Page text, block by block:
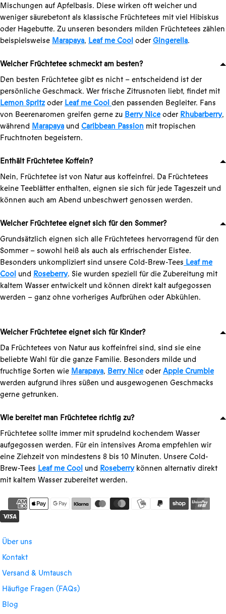
Mischungen auf Apfelbasis. Diese wirken oft weicher und
weniger säurebetont als klassische Früchtetees mit viel Hibiskus
oder Hagebutte. Zu unseren besonders milden Früchtetees zählen
beispielsweise Marapaya, Leaf me Cool oder Gingerella.
Welcher Früchtetee schmeckt am besten?
Den besten Früchtetee gibt es nicht – entscheidend ist der
persönliche Geschmack. Wer frische Zitrusnoten liebt, findet mit
Lemon Spritz oder Leaf me Cool den passenden Begleiter. Fans
von Beerenaromen greifen gerne zu Berry Niceoder Rhubarberry,
während Marapaya und Caribbean Passion mit tropischen
Fruchtnoten begeistern.
Enthält Früchtetee Koffein?
Nein, Früchtetee ist von Natur aus koffeinfrei. Da Früchtetees
keine Teeblätter enthalten, eignen sie sich für jede Tageszeit und
können auch am Abend unbeschwert genossen werden.
Welcher Früchtetee eignet sich für den Sommer?
Grundsätzlich eignen sich alle Früchtetees hervorragend für den
Sommer – sowohl heiß als auch als erfrischender Eistee.
Besonders unkompliziert sind unsere Cold-Brew-Tees Leaf me
Cool und Roseberry. Sie wurden speziell für die Zubereitung mit
kaltem Wasser entwickelt und können direkt kalt aufgegossen
werden – ganz ohne vorheriges Aufbrühen oder Abkühlen.
Welcher Früchtetee eignet sich für Kinder?
Da Früchtetees von Natur aus koffeinfrei sind, sind sie eine
beliebte Wahl für die ganze Familie. Besonders milde und
fruchtige Sorten wie Marapaya, Berry Niceoder Apple Crumble
werden aufgrund ihres süßen und ausgewogenen Geschmacks
gerne getrunken.
Wie bereitet man Früchtetee richtig zu?
Früchtetee sollte immer mit sprudelnd kochendem Wasser
aufgegossen werden. Für ein intensives Aroma empfehlen wir
eine Ziehzeit von mindestens 8 bis 10 Minuten. Unsere Cold-
Brew-Tees Leaf me Cool und Roseberrykönnen alternativ direkt
mit kaltem Wasser zubereitet werden.
Über uns
Kontakt
Versand & Umtausch
Häufige Fragen (FAQs)
Blog